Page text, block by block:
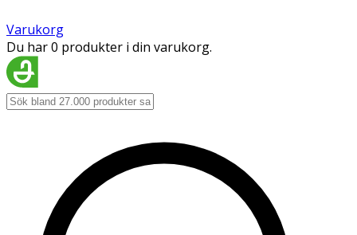
Varukorg
Du har 0 produkter i din varukorg.